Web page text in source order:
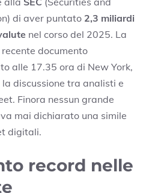
di aver puntato 2,3 miliardi
nel corso del 2025. La
documento
alle 17.35 ora di New York,
discussione tra analisti e
Finora nessun grande
mai dichiarato una simile
digitali.
record nelle